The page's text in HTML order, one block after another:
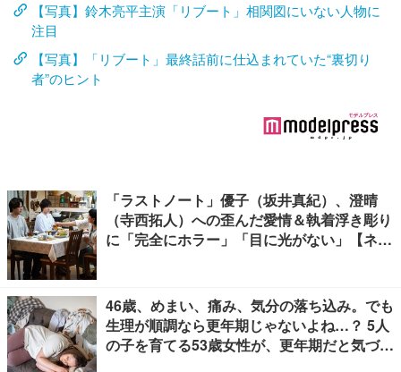
【写真】鈴木亮平主演「リブート」相関図にいない人物に
注目
【写真】「リブート」最終話前に仕込まれていた“裏切り
者”のヒント
「ラストノート」優子（坂井真紀）、澄晴
（寺西拓人）への歪んだ愛情＆執着浮き彫り
に「完全にホラー」「目に光がない」【ネタ
46歳、めまい、痛み、気分の落ち込み。でも
生理が順調なら更年期じゃないよね…？ 5人
の子を育てる53歳女性が、更年期だと気づく